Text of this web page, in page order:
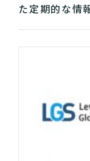
た定期的な情